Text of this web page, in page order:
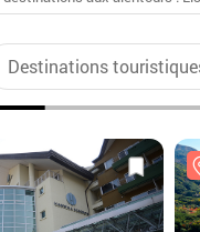
Destinations